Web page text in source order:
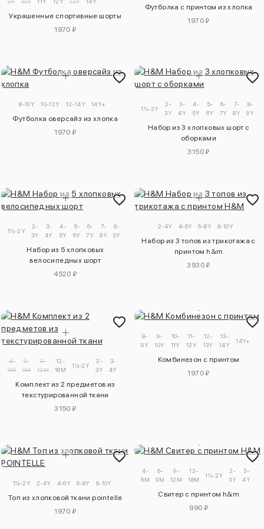
Украшенные спортивные шорты
1970 ₽
Футболка с принтом из хлопка
1970 ₽
8-10Y 10-12Y 12-14Y 14Y+
Футболка оверсайз из хлопка
1970 ₽
1½-2Y
2-
3Y
3-
4Y
4-
5Y
5-
6Y
6-
7Y
7-
8Y
8-
9Y
Набор из 3 хлопковых шорт с
оборками
3150 ₽
1½-2Y
2-
3Y
3-
4Y
4-
5Y
5-
6Y
6-
7Y
7-
8Y
8-
9Y
Набор из 5 хлопковых
велосипедных шорт
4520 ₽
2-4Y 4-6Y 6-8Y 8-10Y
Набор из 3 топов из трикотажа с
принтом h&m
3930 ₽
4-
6M
6-
9M
9-
12M
12-
18M
1½-2Y
2-
3Y
3-
4Y
Комплект из 2 предметов из
текстурированной ткани
3150 ₽
8-
9Y
9-
10Y
10-
11Y
11-
12Y
12-
13Y
13-
14Y
14Y+
Комбинезон с принтом
1970 ₽
1½-2Y 2-4Y 4-6Y 6-8Y 8-10Y
Топ из хлопковой ткани pointelle
1970 ₽
4-
6M
6-
9M
9-
12M
12-
18M
1½-2Y
2-
3Y
3-
4Y
Свитер с принтом h&m
990 ₽